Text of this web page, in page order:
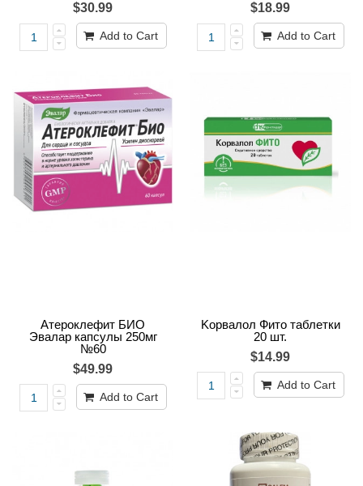
$30.99
Add to Cart
$18.99
Add to Cart
Атероклефит БИО
Эвалар капсулы 250мг
№60
$49.99
Add to Cart
Kорвалол Фито таблетки
20 шт.
$14.99
Add to Cart